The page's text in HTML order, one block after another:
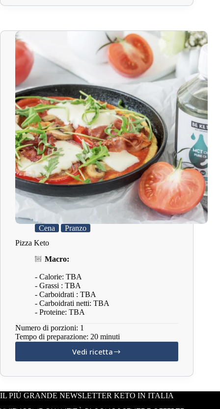
Cena
Pranzo
Pizza Keto
Macro:
- Calorie: TBA
- Grassi : TBA
- Carboidrati : TBA
- Carboidrati netti: TBA
- Proteine: TBA
Numero di porzioni: 1
Tempo di preparazione: 20 minuti
Vedi ricetta
Pizza
IL PIÙ GRANDE NEWSLETTER KETO IN ITALIA